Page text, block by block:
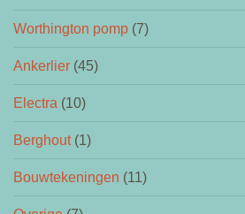
Worthington pomp (7)
Ankerlier (45)
Electra (10)
Berghout(1)
Bouwtekeningen (11)